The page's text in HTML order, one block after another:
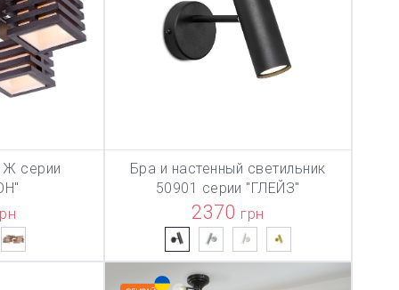
ТОВАР ДОБАВЛЕН В КОРЗИНУ
серии
В КОРЗИНУ
Бра и настенный светильник
50901 серии "ГЛЕЙЗ"
2370 грн